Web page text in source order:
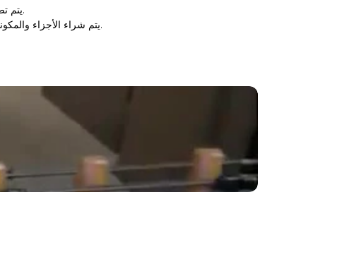
1.يتم تصنيع قضيب القش من الفولاذ المقاوم للصدأ. وهذا يجعل الجهاز مقاومًا جوهريًا للتآكل. كما تلبي الآلة متطلبات معايير السلامة الغذائية الوطنية.
2.يتم شراء الأجزاء والمكونات الهامة من شركة ذات شهرة عالمية. تم تصميم الدائرة الكهربائية بشكل يراعي الاعتبارات مع تدابير وقائية. إنها تظهر أداء ثابتا وموثوقا به.